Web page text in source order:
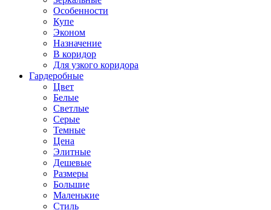
Особенности
Купе
Эконом
Назначение
В коридор
Для узкого коридора
Гардеробные
Цвет
Белые
Светлые
Серые
Темные
Цена
Элитные
Дешевые
Размеры
Большие
Маленькие
Стиль